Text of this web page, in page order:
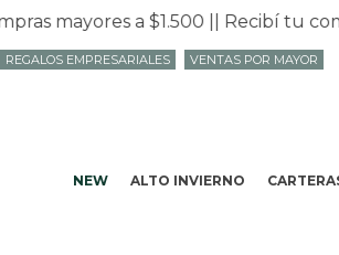
mayores a $1.500 || Recibí tu
NEW ALTO INVIERNO
REGALOS EMPRESARIALES VENTAS POR MAYOR